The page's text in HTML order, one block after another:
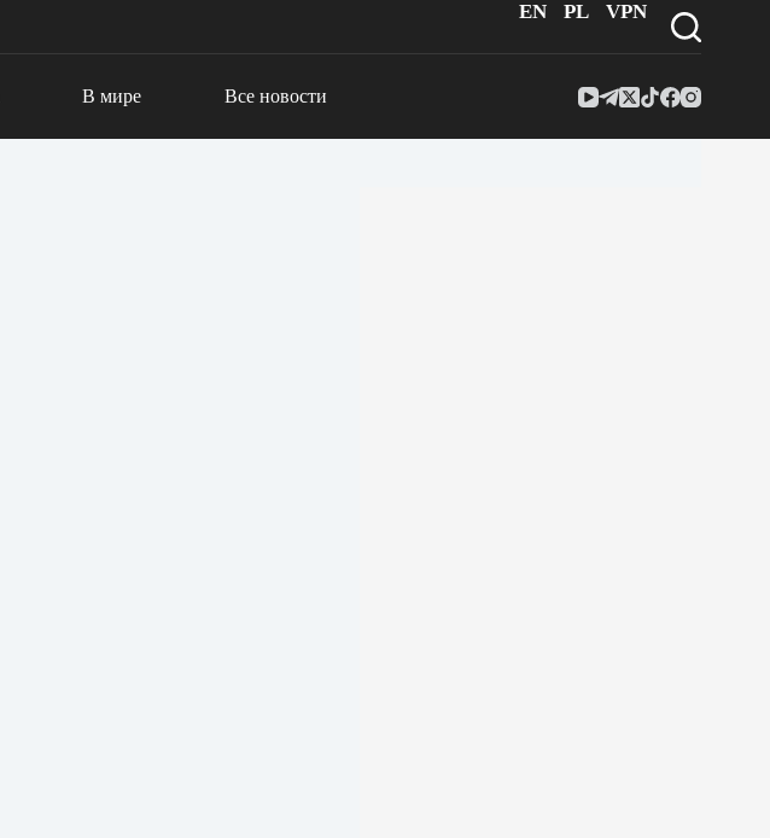
EN PL VPN
В мире Все новости